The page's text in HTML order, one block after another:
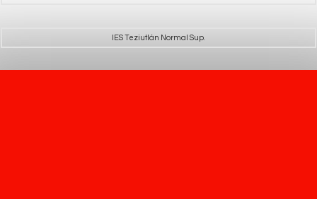
IES Teziutlán Normal Sup.